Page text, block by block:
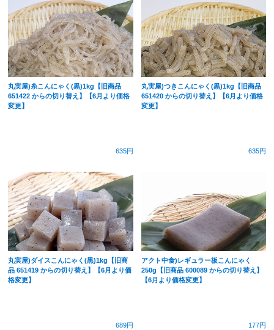
丸実屋)糸こんにゃく(黒)1kg【旧商品
651422 からの切り替え】【6月より価格
変更】
635円
丸実屋)つきこんにゃく(黒)1kg【旧商品
651420 からの切り替え】【6月より価格
変更】
635円
丸実屋)ダイスこんにゃく(黒)1kg【旧商
品 651419 からの切り替え】【6月より価
格変更】
689円
アクト中食)レギュラー板こんにゃく
250g【旧商品 600089 からの切り替え】
【6月より価格変更】
177円